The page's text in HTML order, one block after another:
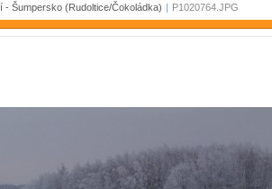
- Šumpersko (Rudoltice/Čokoládka) | P1020764.JPG